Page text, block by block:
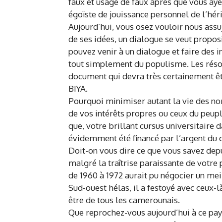
égoïste de jouissance personnel de
Aujourd’hui, vous osez vouloir nous
de ses idées, un dialogue se veut
pouvez venir à un dialogue et faire des
tout simplement du populisme. Les
document qui devra très certainement
BIYA.
Pourquoi minimiser autant la vie des
de vos intérêts propres ou ceux du
que, votre brillant cursus universitaire
évidemment été financé par l’argent
Doit-on vous dire ce que vous savez
malgré la traîtrise paraissante de votre
de 1960 à 1972 aurait pu négocier un
Sud-ouest hélas, il a festoyé avec
être de tous les camerounais.
Que reprochez-vous aujourd’hui à ce